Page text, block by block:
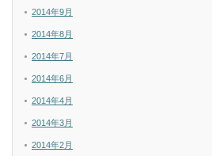
2014年9月
2014年8月
2014年7月
2014年6月
2014年4月
2014年3月
2014年2月